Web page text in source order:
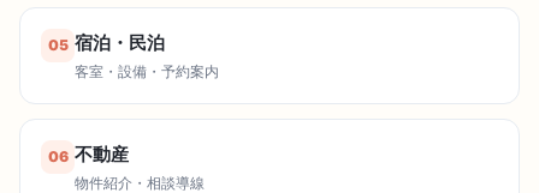
05 宿泊・民泊
客室・設備・予約案内
06 不動産
物件紹介・相談導線